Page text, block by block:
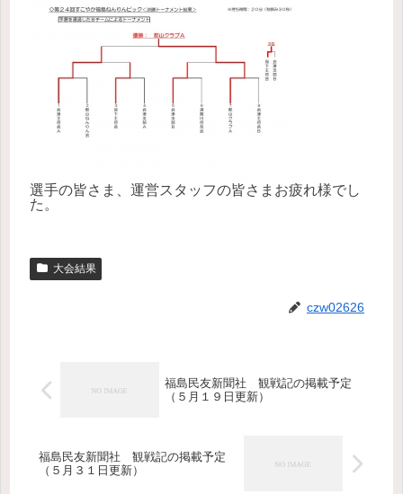
選手の皆さま、運営スタッフの皆さまお疲れ様でし
た。
大会結果
czw02626
福島民友新聞社 観戦記の掲載予定
（５月１９日更新）
福島民友新聞社 観戦記の掲載予定
（５月３１日更新）